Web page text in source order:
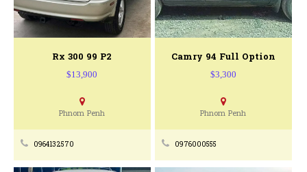
Rx 300 99 P2
$13,900
Phnom Penh
0964132570
Camry 94 Full Option
$3,300
Phnom Penh
0976000555